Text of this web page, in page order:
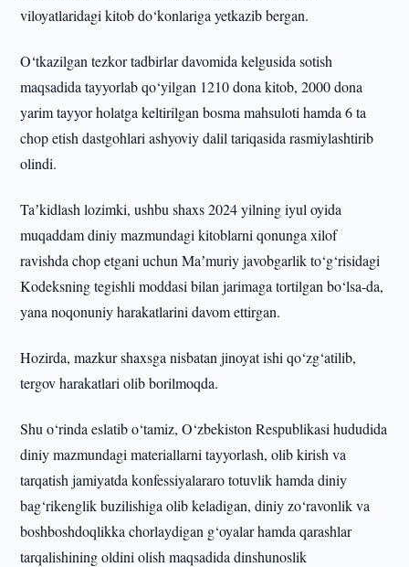
viloyatlaridagi kitob do‘konlariga yetkazib bergan.
O‘tkazilgan tezkor tadbirlar davomida kelgusida sotish
maqsadida tayyorlab qo‘yilgan 1210 dona kitob, 2000 dona
yarim tayyor holatga keltirilgan bosma mahsuloti hamda 6 ta
chop etish dastgohlari ashyoviy dalil tariqasida rasmiylashtirib
olindi.
Taʼkidlash lozimki, ushbu shaxs 2024 yilning iyul oyida
muqaddam diniy mazmundagi kitoblarni qonunga xilof
ravishda chop etgani uchun Maʼmuriy javobgarlik to‘g‘risidagi
Kodeksning tegishli moddasi bilan jarimaga tortilgan bo‘lsa-da,
yana noqonuniy harakatlarini davom ettirgan.
Hozirda, mazkur shaxsga nisbatan jinoyat ishi qo‘zg‘atilib,
tergov harakatlari olib borilmoqda.
Shu o‘rinda eslatib o‘tamiz, O‘zbekiston Respublikasi hududida
diniy mazmundagi materiallarni tayyorlash, olib kirish va
tarqatish jamiyatda konfessiyalararo totuvlik hamda diniy
bag‘rikenglik buzilishiga olib keladigan, diniy zo‘ravonlik va
boshboshdoqlikka chorlaydigan g‘oyalar hamda qarashlar
tarqalishining oldini olish maqsadida dinshunoslik